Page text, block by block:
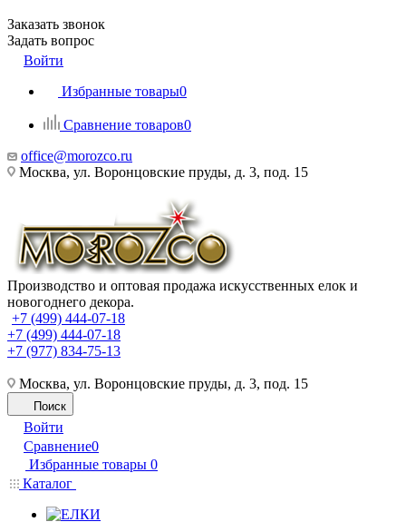
Заказать звонок
Задать вопрос
Войти
Избранные товары0
Сравнение товаров0
office@morozco.ru
Москва, ул. Воронцовские пруды, д. 3, под. 15
Производство и оптовая продажа искусственных елок и
новогоднего декора.
+7 (499) 444-07-18
+7 (499) 444-07-18
+7 (977) 834-75-13
Москва, ул. Воронцовские пруды, д. 3, под. 15
Поиск
Войти
Сравнение0
Избранные товары 0
Каталог